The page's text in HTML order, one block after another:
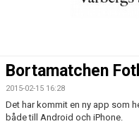
BILDGALLERI
DOKUMENT
Bortamatchen
2015-02-15 16:28
Det har kommit en ny app som
både till Android och iPhone.